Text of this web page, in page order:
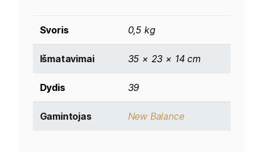
Svoris 0,5 kg
Išmatavimai 35 × 23 × 14 cm
Dydis 39
Gamintojas New Balance